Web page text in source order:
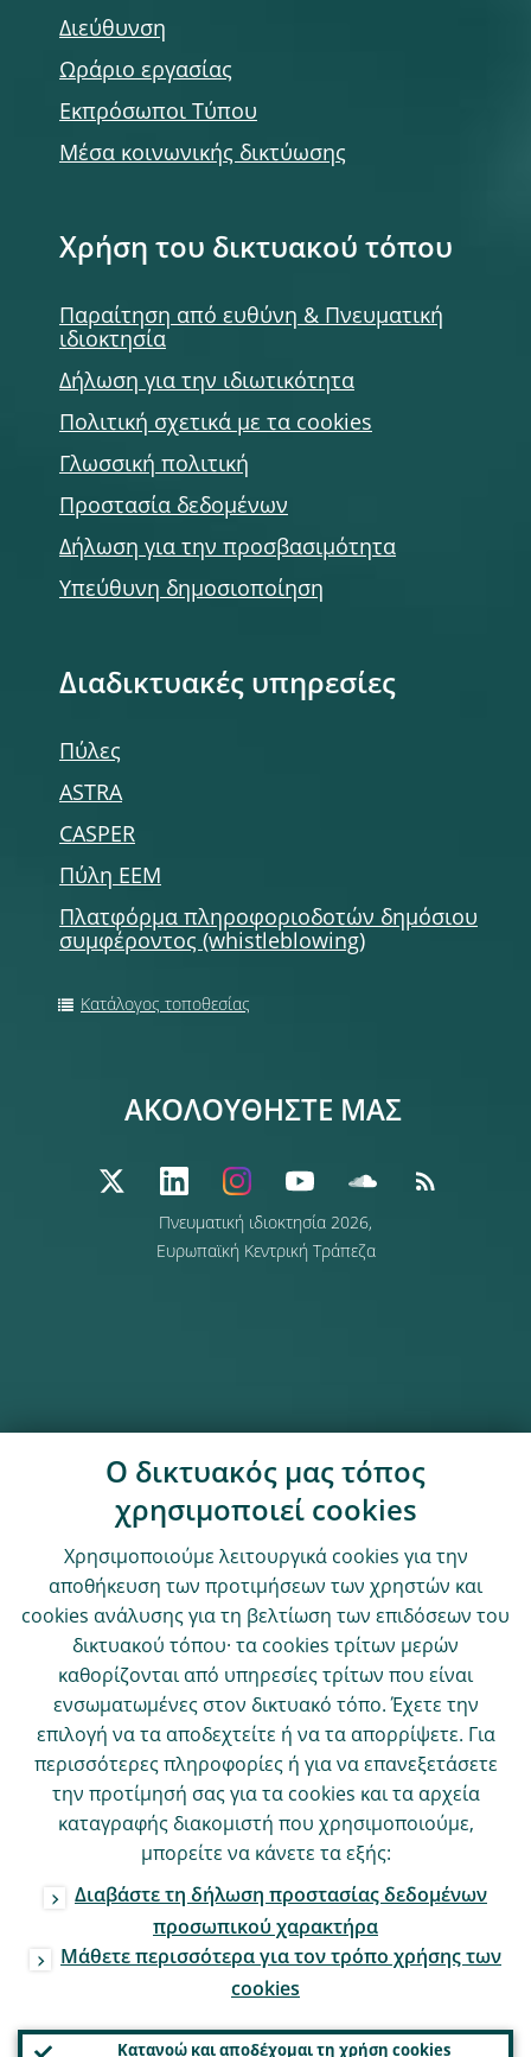
Διεύθυνση
Ωράριο εργασίας
Εκπρόσωποι Τύπου
Μέσα κοινωνικής δικτύωσης
Χρήση του δικτυακού τόπου
Παραίτηση από ευθύνη & Πνευματική
ιδιοκτησία
Δήλωση για την ιδιωτικότητα
Πολιτική σχετικά με τα cookies
Γλωσσική πολιτική
Προστασία δεδομένων
Δήλωση για την προσβασιμότητα
Υπεύθυνη δημοσιοποίηση
Διαδικτυακές υπηρεσίες
Πύλες
ASTRA
CASPER
Πύλη ΕΕΜ
Πλατφόρμα πληροφοριοδοτών δημόσιου
συμφέροντος (whistleblowing)
Κατάλογος τοποθεσίας
Πνευματική ιδιοκτησία 2026,
Ευρωπαϊκή Κεντρική Τράπεζα
ΑΚΟΛΟΥΘΗΣΤΕ ΜΑΣ
Ο δικτυακός μας τόπος
χρησιμοποιεί cookies
Χρησιμοποιούμε λειτουργικά cookies για την
αποθήκευση των προτιμήσεων των χρηστών και
cookies ανάλυσης για τη βελτίωση των επιδόσεων του
δικτυακού τόπου· τα cookies τρίτων μερών
καθορίζονται από υπηρεσίες τρίτων που είναι
ενσωματωμένες στον δικτυακό τόπο. Έχετε την
επιλογή να τα αποδεχτείτε ή να τα απορρίψετε. Για
περισσότερες πληροφορίες ή για να επανεξετάσετε
την προτίμησή σας για τα cookies και τα αρχεία
καταγραφής διακομιστή που χρησιμοποιούμε,
μπορείτε να κάνετε τα εξής:
Διαβάστε τη δήλωση προστασίας δεδομένων
προσωπικού χαρακτήρα
Μάθετε περισσότερα για τον τρόπο χρήσης των
cookies
Κατανοώ και αποδέχομαι τη χρήση cookies